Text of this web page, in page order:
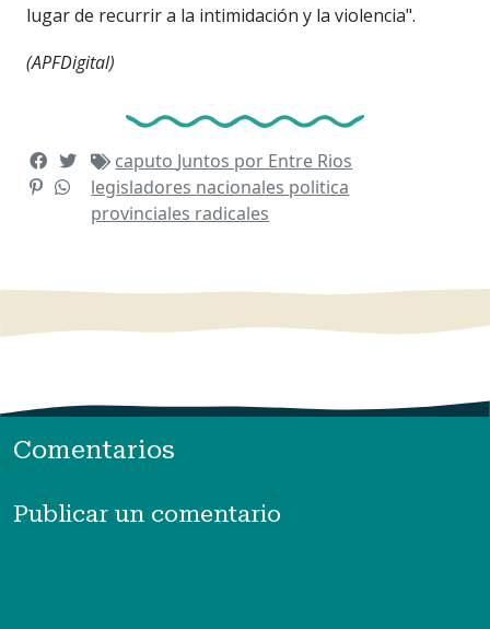
lugar de recurrir a la intimidación y la violencia".
(APFDigital)
caputo Juntos por Entre Rios
legisladores nacionales politica
provinciales radicales
Comentarios
Publicar un comentario